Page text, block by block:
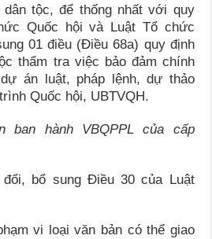
tộc, để thống nhất với quy
Quốc hội và Luật Tổ chức
01 điều (Điều 68a) quy định
thẩm tra việc bảo đảm chính
án luật, pháp lệnh, dự thảo
Quốc hội, UBTVQH.
ban hành VBQPPL của cấp
đổi, bổ sung Điều 30 của Luật
vi loại văn bản có thể giao